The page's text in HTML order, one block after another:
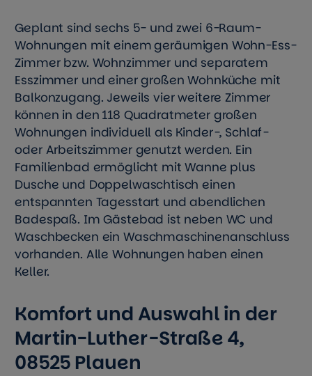
Geplant sind sechs 5- und zwei 6-Raum-
Wohnungen mit einemgeräumigen Wohn-Ess-
Zimmer bzw. Wohnzimmer und separatem
Esszimmer und einer großen Wohnküche mit
Balkonzugang. Jeweils vier weitere Zimmer
können in den 118 Quadratmeter großen
Wohnungen individuell als Kinder-, Schlaf-
oder Arbeitszimmer genutzt werden. Ein
Familienbad ermöglicht mit Wanne plus
Dusche und Doppelwaschtisch einen
entspannten Tagesstart und abendlichen
Badespaß. Im Gästebad ist neben WC und
Waschbecken ein Waschmaschinenanschluss
vorhanden. Alle Wohnungen haben einen
Keller.
Komfort und Auswahl in der
Martin-Luther-Straße 4,
08525 Plauen